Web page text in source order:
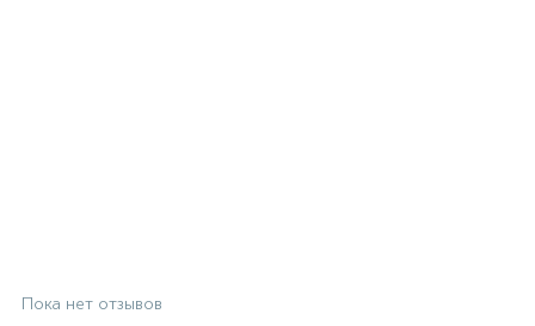
Пока нет отзывов